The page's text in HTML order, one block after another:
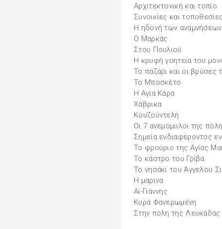
Αρχιτεκτονική και τοπίο
Συνοικίες και
Η ηδονή των αναμνήσεων
Ο Μαρκάς
Στου Πουλιού
Η κρυφή γοητεία του
Το παζάρι και οι βρύσες
Το Μποσκέτο
Η Αγία Κάρα
Χάβρικα
Κουζούντελη
Οι 7 ανεμόμυλοι της
Σημεία ενδιαφέροντος
Το φρούριο της Αγίας
Το κάστρο του Γρίβα
Το νησάκι του Άγγελου
Η μαρίνα
Αϊ-Γιάννης
Κυρά Φανερωμένη
Στην πόλη της Λευκάδας